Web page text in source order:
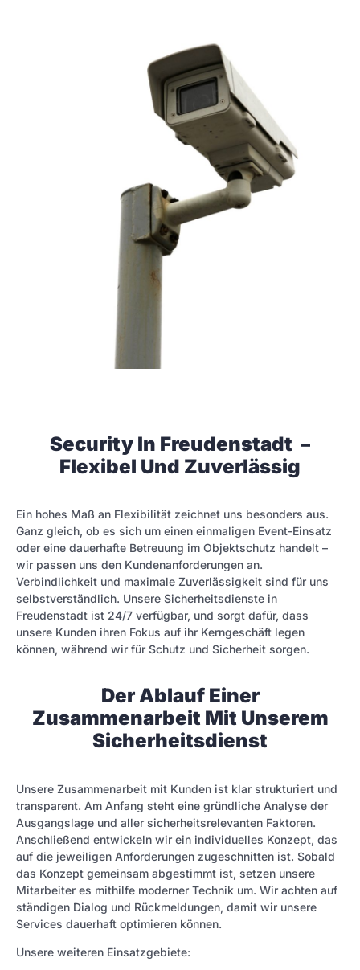
Security In Freudenstadt –
Flexibel Und Zuverlässig
Ein hohes Maß an Flexibilität zeichnet uns besonders aus.
Ganz gleich, ob es sich um einen einmaligen Event-Einsatz
oder eine dauerhafte Betreuung im Objektschutz handelt –
wir passen uns den Kundenanforderungen an.
Verbindlichkeit und maximale Zuverlässigkeit sind für uns
selbstverständlich. Unsere Sicherheitsdienste in
Freudenstadt ist 24/7 verfügbar, und sorgt dafür, dass
unsere Kunden ihren Fokus auf ihr Kerngeschäft legen
können, während wir für Schutz und Sicherheit sorgen.
Der Ablauf Einer
Zusammenarbeit Mit Unserem
Sicherheitsdienst
Unsere Zusammenarbeit mit Kunden ist klar strukturiert und
transparent. Am Anfang steht eine gründliche Analyse der
Ausgangslage und aller sicherheitsrelevanten Faktoren.
Anschließend entwickeln wir ein individuelles Konzept, das
auf die jeweiligen Anforderungen zugeschnitten ist. Sobald
das Konzept gemeinsam abgestimmt ist, setzen unsere
Mitarbeiter es mithilfe moderner Technik um. Wir achten auf
ständigen Dialog und Rückmeldungen, damit wir unsere
Services dauerhaft optimieren können.
Unsere weiteren Einsatzgebiete: